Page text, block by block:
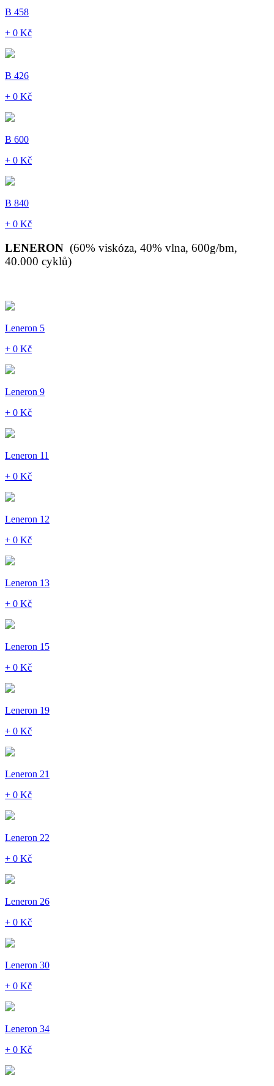
B 458
+ 0 Kč
B 426
+ 0 Kč
B 600
+ 0 Kč
B 840
+ 0 Kč
LENERON (60% viskóza, 40% vlna, 600g/bm,
40.000 cyklů)
Leneron 5
+ 0 Kč
Leneron 9
+ 0 Kč
Leneron 11
+ 0 Kč
Leneron 12
+ 0 Kč
Leneron 13
+ 0 Kč
Leneron 15
+ 0 Kč
Leneron 19
+ 0 Kč
Leneron 21
+ 0 Kč
Leneron 22
+ 0 Kč
Leneron 26
+ 0 Kč
Leneron 30
+ 0 Kč
Leneron 34
+ 0 Kč